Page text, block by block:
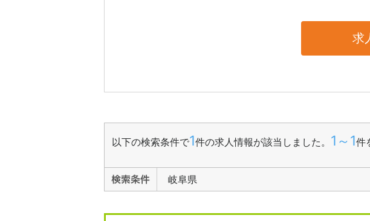
以下の検索条件で1件の求人情報が該当しました。 1～1件
岐阜県